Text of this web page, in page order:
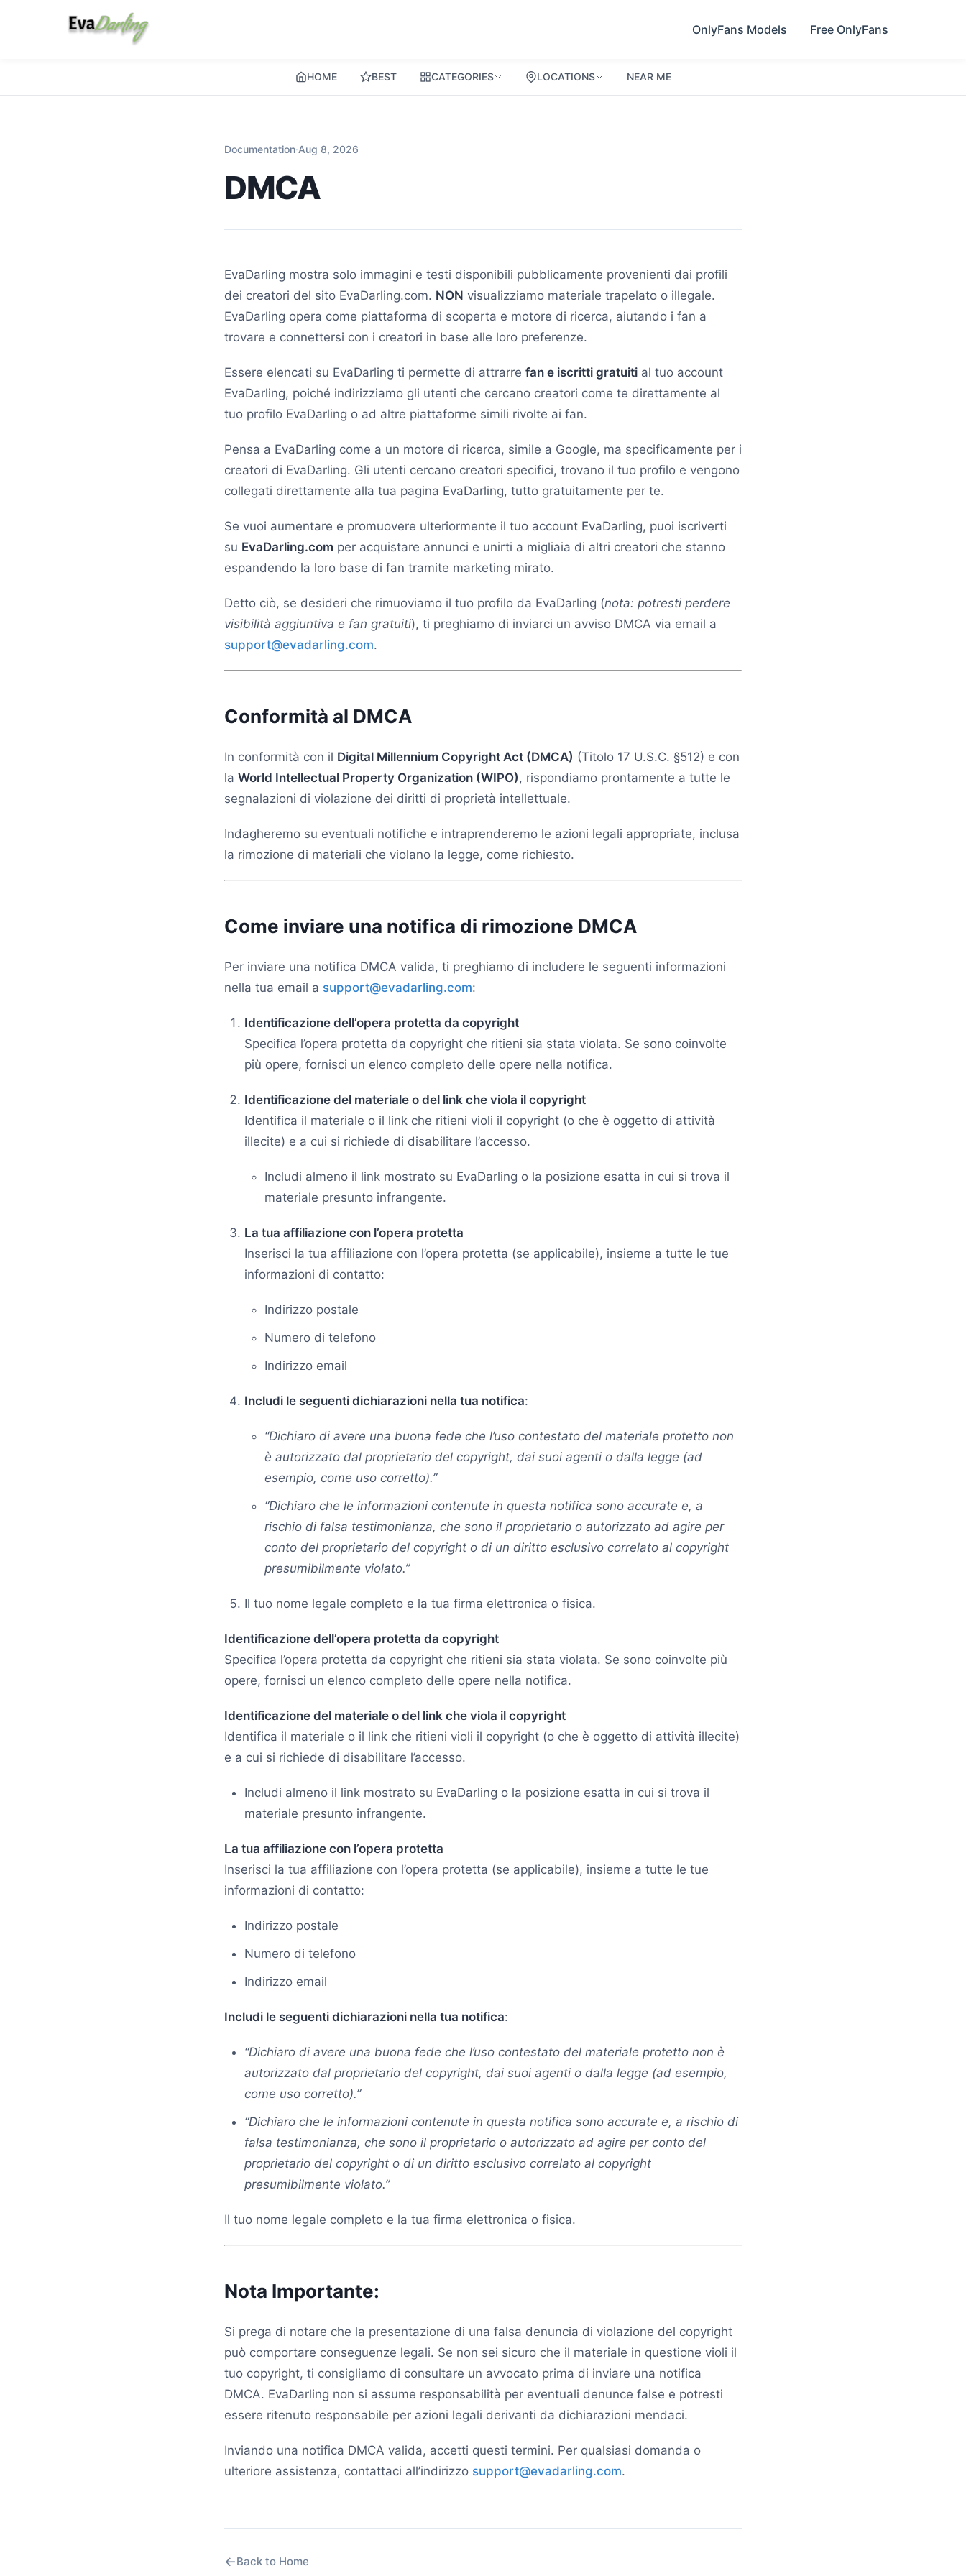
OnlyFans Models Free OnlyFans
HOME BEST CATEGORIES LOCATIONS NEAR ME
Documentation·Aug 8, 2026
DMCA
EvaDarling mostra solo immagini e testi disponibili pubblicamente provenienti dai profili
dei creatori del sito EvaDarling.com. NON visualizziamo materiale trapelato o illegale.
EvaDarling opera come piattaforma di scoperta e motore di ricerca, aiutando i fan a
trovare e connettersi con i creatori in base alle loro preferenze.
Essere elencati su EvaDarling ti permette di attrarre fan e iscritti gratuiti al tuo account
EvaDarling, poiché indirizziamo gli utenti che cercano creatori come te direttamente al
tuo profilo EvaDarling o ad altre piattaforme simili rivolte ai fan.
Pensa a EvaDarling come a un motore di ricerca, simile a Google, ma specificamente per i
creatori di EvaDarling. Gli utenti cercano creatori specifici, trovano il tuo profilo e vengono
collegati direttamente alla tua pagina EvaDarling, tutto gratuitamente per te.
Se vuoi aumentare e promuovere ulteriormente il tuo account EvaDarling, puoi iscriverti
su EvaDarling.com per acquistare annunci e unirti a migliaia di altri creatori che stanno
espandendo la loro base di fan tramite marketing mirato.
Detto ciò, se desideri che rimuoviamo il tuo profilo da EvaDarling (nota: potresti perdere
visibilità aggiuntiva e fan gratuiti), ti preghiamo di inviarci un avviso DMCA via email a
support@evadarling.com.
Conformità al DMCA
In conformità con il Digital Millennium Copyright Act (DMCA) (Titolo 17 U.S.C. §512) e con
la World Intellectual Property Organization (WIPO), rispondiamo prontamente a tutte le
segnalazioni di violazione dei diritti di proprietà intellettuale.
Indagheremo su eventuali notifiche e intraprenderemo le azioni legali appropriate, inclusa
la rimozione di materiali che violano la legge, come richiesto.
Come inviare una notifica di rimozione DMCA
Per inviare una notifica DMCA valida, ti preghiamo di includere le seguenti informazioni
nella tua email a support@evadarling.com:
Identificazione dell’opera protetta da copyright
Specifica l’opera protetta da copyright che ritieni sia stata violata. Se sono coinvolte
più opere, fornisci un elenco completo delle opere nella notifica.
Identificazione del materiale o del link che viola il copyright
Identifica il materiale o il link che ritieni violi il copyright (o che è oggetto di attività
illecite) e a cui si richiede di disabilitare l’accesso.
Includi almeno il link mostrato su EvaDarling o la posizione esatta in cui si trova il
materiale presunto infrangente.
La tua affiliazione con l’opera protetta
Inserisci la tua affiliazione con l’opera protetta (se applicabile), insieme a tutte le tue
informazioni di contatto:
Indirizzo postale
Numero di telefono
Indirizzo email
Includi le seguenti dichiarazioni nella tua notifica:
“Dichiaro di avere una buona fede che l’uso contestato del materiale protetto non
è autorizzato dal proprietario del copyright, dai suoi agenti o dalla legge (ad
esempio, come uso corretto).”
“Dichiaro che le informazioni contenute in questa notifica sono accurate e, a
rischio di falsa testimonianza, che sono il proprietario o autorizzato ad agire per
conto del proprietario del copyright o di un diritto esclusivo correlato al copyright
presumibilmente violato.”
Il tuo nome legale completo e la tua firma elettronica o fisica.
Identificazione dell’opera protetta da copyright
Specifica l’opera protetta da copyright che ritieni sia stata violata. Se sono coinvolte più
opere, fornisci un elenco completo delle opere nella notifica.
Identificazione del materiale o del link che viola il copyright
Identifica il materiale o il link che ritieni violi il copyright (o che è oggetto di attività illecite)
e a cui si richiede di disabilitare l’accesso.
Includi almeno il link mostrato su EvaDarling o la posizione esatta in cui si trova il
materiale presunto infrangente.
La tua affiliazione con l’opera protetta
Inserisci la tua affiliazione con l’opera protetta (se applicabile), insieme a tutte le tue
informazioni di contatto:
Indirizzo postale
Numero di telefono
Indirizzo email
Includi le seguenti dichiarazioni nella tua notifica:
“Dichiaro di avere una buona fede che l’uso contestato del materiale protetto non è
autorizzato dal proprietario del copyright, dai suoi agenti o dalla legge (ad esempio,
come uso corretto).”
“Dichiaro che le informazioni contenute in questa notifica sono accurate e, a rischio di
falsa testimonianza, che sono il proprietario o autorizzato ad agire per conto del
proprietario del copyright o di un diritto esclusivo correlato al copyright
presumibilmente violato.”
Il tuo nome legale completo e la tua firma elettronica o fisica.
Nota Importante:
Si prega di notare che la presentazione di una falsa denuncia di violazione del copyright
può comportare conseguenze legali. Se non sei sicuro che il materiale in questione violi il
tuo copyright, ti consigliamo di consultare un avvocato prima di inviare una notifica
DMCA. EvaDarling non si assume responsabilità per eventuali denunce false e potresti
essere ritenuto responsabile per azioni legali derivanti da dichiarazioni mendaci.
Inviando una notifica DMCA valida, accetti questi termini. Per qualsiasi domanda o
ulteriore assistenza, contattaci all’indirizzo support@evadarling.com.
←Back to Home